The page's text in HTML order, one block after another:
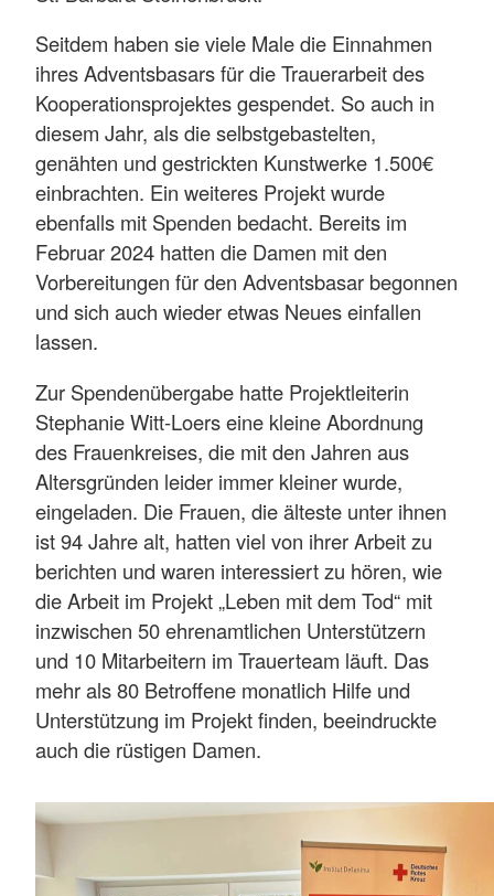
Seitdem haben sie viele Male die Einnahmen
ihres Adventsbasars für die Trauerarbeit des
Kooperationsprojektes gespendet. So auch in
diesem Jahr, als die selbstgebastelten,
genähten und gestrickten Kunstwerke 1.500€
einbrachten. Ein weiteres Projekt wurde
ebenfalls mit Spenden bedacht. Bereits im
Februar 2024 hatten die Damen mit den
Vorbereitungen für den Adventsbasar begonnen
und sich auch wieder etwas Neues einfallen
lassen.
Zur Spendenübergabe hatte Projektleiterin
Stephanie Witt-Loers eine kleine Abordnung
des Frauenkreises, die mit den Jahren aus
Altersgründen leider immer kleiner wurde,
eingeladen. Die Frauen, die älteste unter ihnen
ist 94 Jahre alt, hatten viel von ihrer Arbeit zu
berichten und waren interessiert zu hören, wie
die Arbeit im Projekt „Leben mit dem Tod“ mit
inzwischen 50 ehrenamtlichen Unterstützern
und 10 Mitarbeitern im Trauerteam läuft. Das
mehr als 80 Betroffene monatlich Hilfe und
Unterstützung im Projekt finden, beeindruckte
auch die rüstigen Damen.